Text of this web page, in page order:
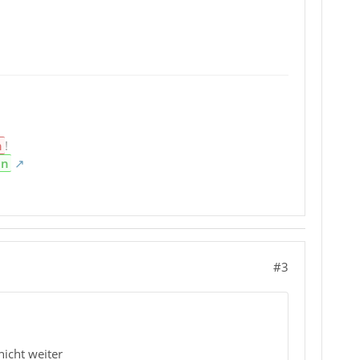
!
#3
weiter